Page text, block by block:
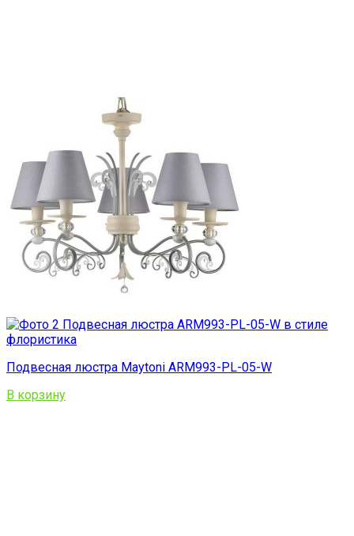
Подвесная люстра Maytoni ARM993-PL-05-W
В корзину